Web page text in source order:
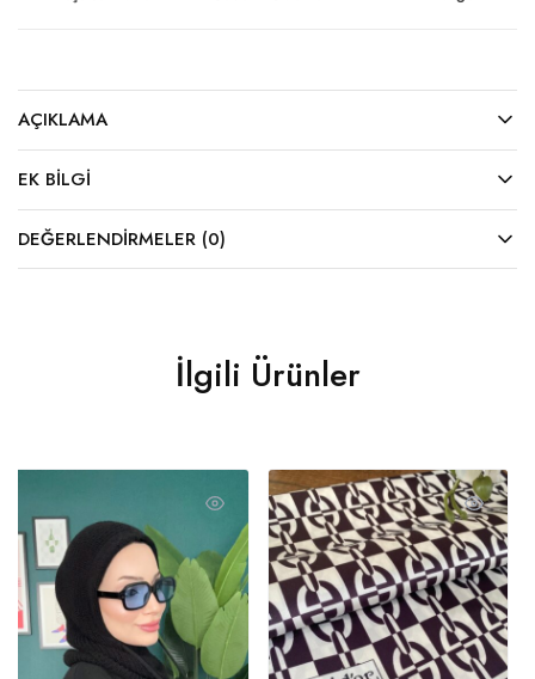
AÇIKLAMA
EK BILGI
DEĞERLENDIRMELER (0)
İlgili Ürünler